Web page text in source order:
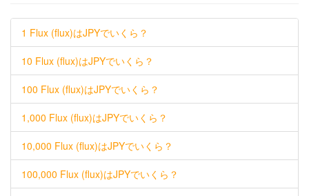
1 Flux (flux)はJPYでいくら？
10 Flux (flux)はJPYでいくら？
100 Flux (flux)はJPYでいくら？
1,000 Flux (flux)はJPYでいくら？
10,000 Flux (flux)はJPYでいくら？
100,000 Flux (flux)はJPYでいくら？